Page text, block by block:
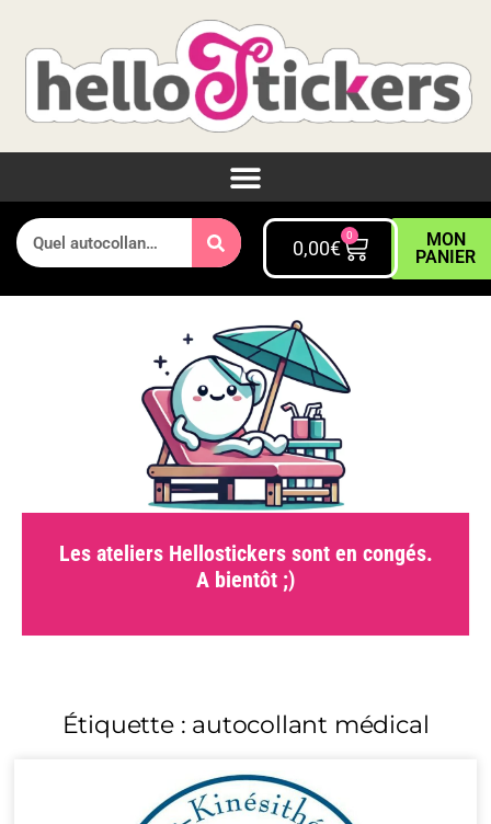
0,00€
0
MON
PANIER
Les ateliers Hellostickers sont en congés.
A bientôt ;)
Étiquette : autocollant médical